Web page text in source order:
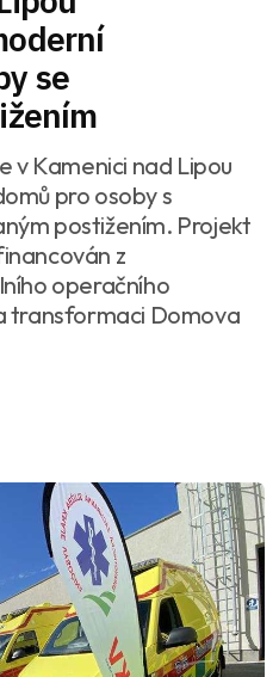
se
v Kamenici nad Lipou
pro osoby s
postižením. Projekt
z
operačního
transformaci Domova